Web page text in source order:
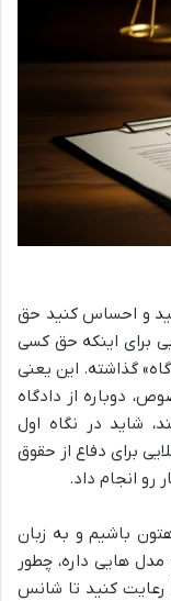
و احساس کنید حق
برای اینکه حق کسی
گذاشته. این یعنی
دوباره از دادگاه
شاید در نگاه اول
برای دفاع از حقوق
رو انجام داد.
باشیم و به زبان
هایی داره، چطور
رعایت کنید تا شانس